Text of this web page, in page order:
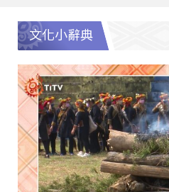
文化小辭典